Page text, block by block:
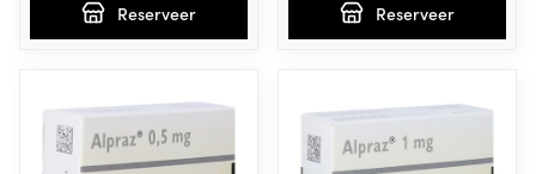
Reserveer Reserveer